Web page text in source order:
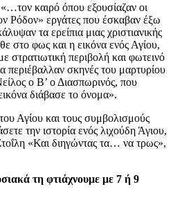
καιρό όπου εξουσίαζαν οι
Ρόδον» εργάτες που έσκαβαν έξω
τα ερείπια μιας χριστιανικής
στο φως και η εικόνα ενός Αγίου,
στρατιωτική περιβολή και φωτεινό
περιέβαλλαν σκηνές του μαρτυρίου
ο Β’ ο Διασπωρινός, που
διάβασε το όνομα».
Αγίου και τους συμβολισμούς
την ιστορία ενός λιχούδη Άγιου,
«Και διηγώντας τα… να τρως»,
τη φτιάχνουμε με 7 ή 9